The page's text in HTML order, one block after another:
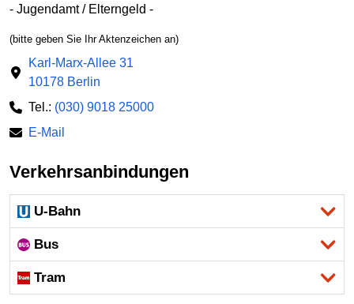
- Jugendamt / Elterngeld -
(bitte geben Sie Ihr Aktenzeichen an)
Karl-Marx-Allee 31
10178 Berlin
Tel.: (030) 9018 25000
E-Mail
Verkehrsanbindungen
U-Bahn
Bus
Tram